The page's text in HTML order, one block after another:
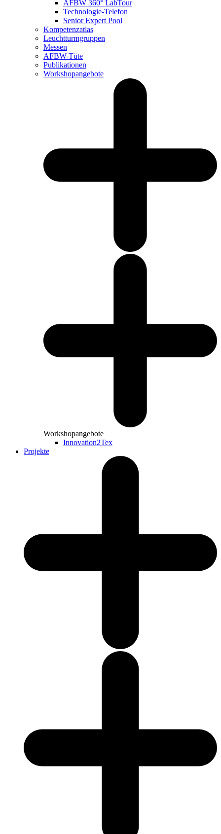
AFBW 360° LabTour
Technologie-Telefon
Senior Expert Pool
Kompetenzatlas
Leuchtturm­gruppen
Messen
AFBW-Tüte
Publikationen
Workshopangebote
Workshopangebote
Innovation2Tex
Projekte